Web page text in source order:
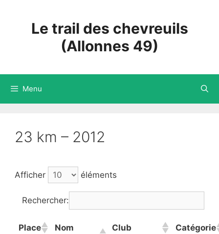
Le trail des chevreuils
(Allonnes 49)
Menu
23 km – 2012
Afficher éléments
Rechercher:
Place
Nom
Club Catégorie